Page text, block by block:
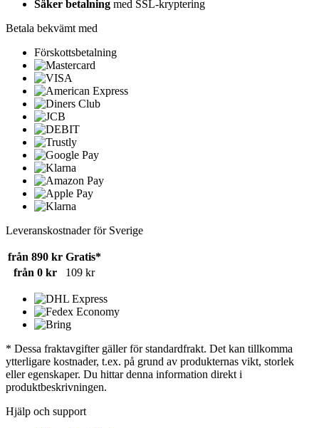
Säker betalning med SSL-kryptering
Betala bekvämt med
Förskottsbetalning
Leveranskostnader för Sverige
från 890 kr Gratis*
från 0 kr
109 kr
* Dessa fraktavgifter gäller för standardfrakt. Det kan tillkomma
ytterligare kostnader, t.ex. på grund av produkternas vikt, storlek
eller egenskaper. Du hittar denna information direkt i
produktbeskrivningen.
Hjälp och support